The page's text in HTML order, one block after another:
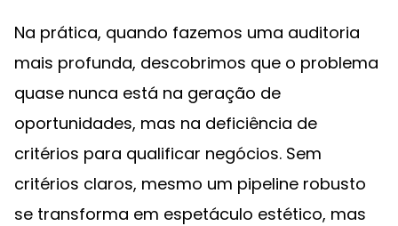
Na prática, quando fazemos uma auditoria
mais profunda, descobrimos que o problema
quase nunca está na geração de
oportunidades, mas na deficiência de
critérios para qualificar negócios. Sem
critérios claros, mesmo um pipeline robusto
se transforma em espetáculo estético, mas